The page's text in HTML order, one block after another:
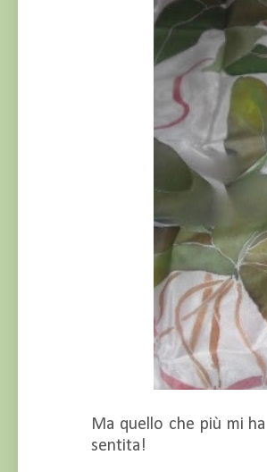
Ma quello che più mi
sentita!